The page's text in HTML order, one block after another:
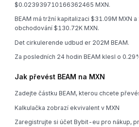
$0.023939710166362465 MXN.
BEAM má tržní kapitalizaci $31.09M MXN
obchodování $130.72K MXN.
Det cirkulerende udbud er 202M BEAM.
Za posledních 24 hodin BEAM klesl o
Jak převést BEAM na MXN
Zadejte částku BEAM, kterou chcete
Kalkulačka zobrazí ekvivalent v MXN
Zaregistrujte si účet Bybit-eu pro nákup,